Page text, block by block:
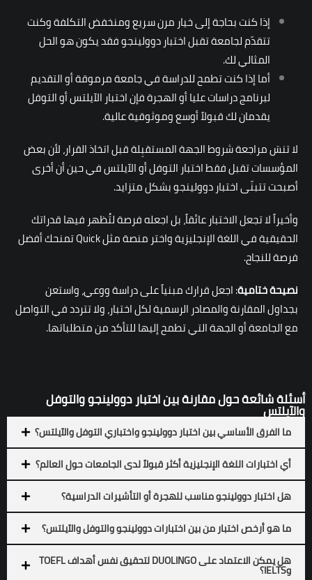
إذا كنت بحاجة إلى خيار مرن سريع ومنخفض التكلفة وكنت
تتقدّم لجامعة تقبل اختبار دوولينجو فقد يكون هو الحل
المثالي لك.
أما إذا كنت تطمح للدراسة في جامعة مرموقة أو التقديم
لبرنامج دراسات عليا أو الهجرة فإن اختبار الآيلتس أو التوفل
يقدمان لك قبولاً أوسع وموثوقية عالية.
لا تنسَ مراجعة شروط الجهة المستقبِلة قبل اتخاذ القرار، لأن بعض
المؤسسات تقبل فقط اختبار التوفل أو الآيلتس في حين أن أخرى
أصبحت تتبنّى اختبار دوولينجو بشكل متزايد.
وأخيراً لا تجعل الاختبار عائقاً، بل اجعله فرصة لتُظهر فيها قدراتك
الحقيقية في اللغة الإنجليزية واختر منصة مثلQuickتمنحك أفضل
فرصة للنجاح.
نصيحة ختامية: اجعل قرارك مبنياً على دراسة ووعي، واستعن
بجداول المقارنة والمصادر الرسمية لكل اختبار، ولا تتردد في التواصل
مع الجامعة أو الجهة التي تطمح إليها للتأكد من متطلباتها.
أسئلة شائعة حول مقارنة بين اختبار دوولينجو والتوفل
والآيلتس
ما الفرق الأساسي بين اختبار دوولينجو واختباري التوفل والآيلتس؟
أي اختبارات اللغة الإنجليزية أكثر قبولاً لدى الجامعات حول العالم؟
هل اختبار دوولينجو مناسب للهجرة أو التأشيرات الدراسية؟
ما هو أرخص اختبار من بين اختبارات دوولينجو والتوفل والآيلتس؟
هل يمكن الاعتماد على DUOLINGO لتحقيق نفس أهداف TOEFL
وIELTS؟